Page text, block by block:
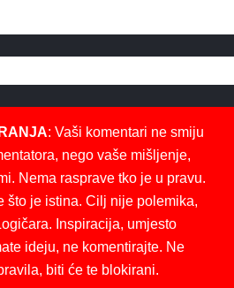
: Vaši komentari ne smiju
nego vaše mišljenje,
Nema rasprave tko je u pravu.
što je istina. Cilj nije polemika,
Inspiracija, umjesto
ideju, ne komentirajte. Ne
biti će te blokirani.